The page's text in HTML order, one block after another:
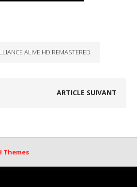
ALIVE HD REMASTERED
ARTICLE SUIVANT
Themes